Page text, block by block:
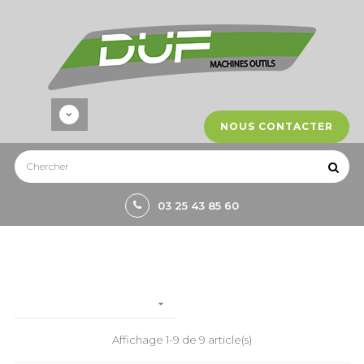
NOUS CONTACTER
03 25 43 85 60

Affichage 1-9 de 9 article(s)